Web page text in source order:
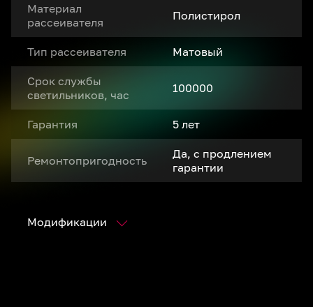
Материал
рассеивателя
Полистирол
Тип рассеивателя Матовый
Срок службы
светильников, час
100000
Гарантия 5 лет
Ремонтопригодность
Да, с продлением
гарантии
Модификации